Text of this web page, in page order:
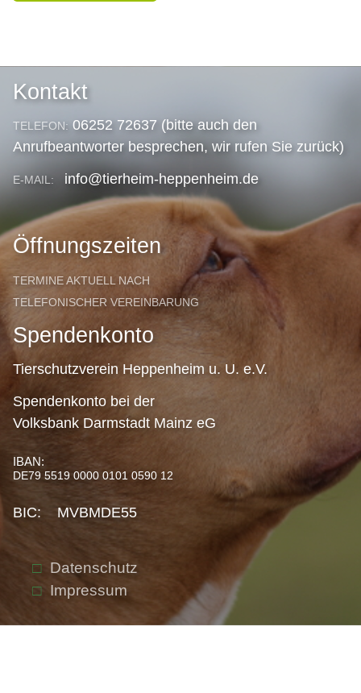
Kontakt
TELEFON: 06252 72637 (bitte auch den
Anrufbeantworter besprechen, wir rufen Sie zurück)
E-MAIL: info@tierheim-heppenheim.de
Öffnungszeiten
TERMINE AKTUELL NACH
TELEFONISCHER VEREINBARUNG
Spendenkonto
Tierschutzverein Heppenheim u. U. e.V.
Spendenkonto bei der
Volksbank Darmstadt Mainz eG
IBAN:
DE79 5519 0000 0101 0590 12
BIC: MVBMDE55
Datenschutz
Impressum